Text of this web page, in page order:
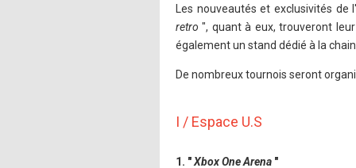
Les nouveautés et exclusivités de
retro", quant à eux, trouveront
également un stand dédié à la
De nombreux tournois seront
I / Espace U.S
1. "Xbox One Arena "